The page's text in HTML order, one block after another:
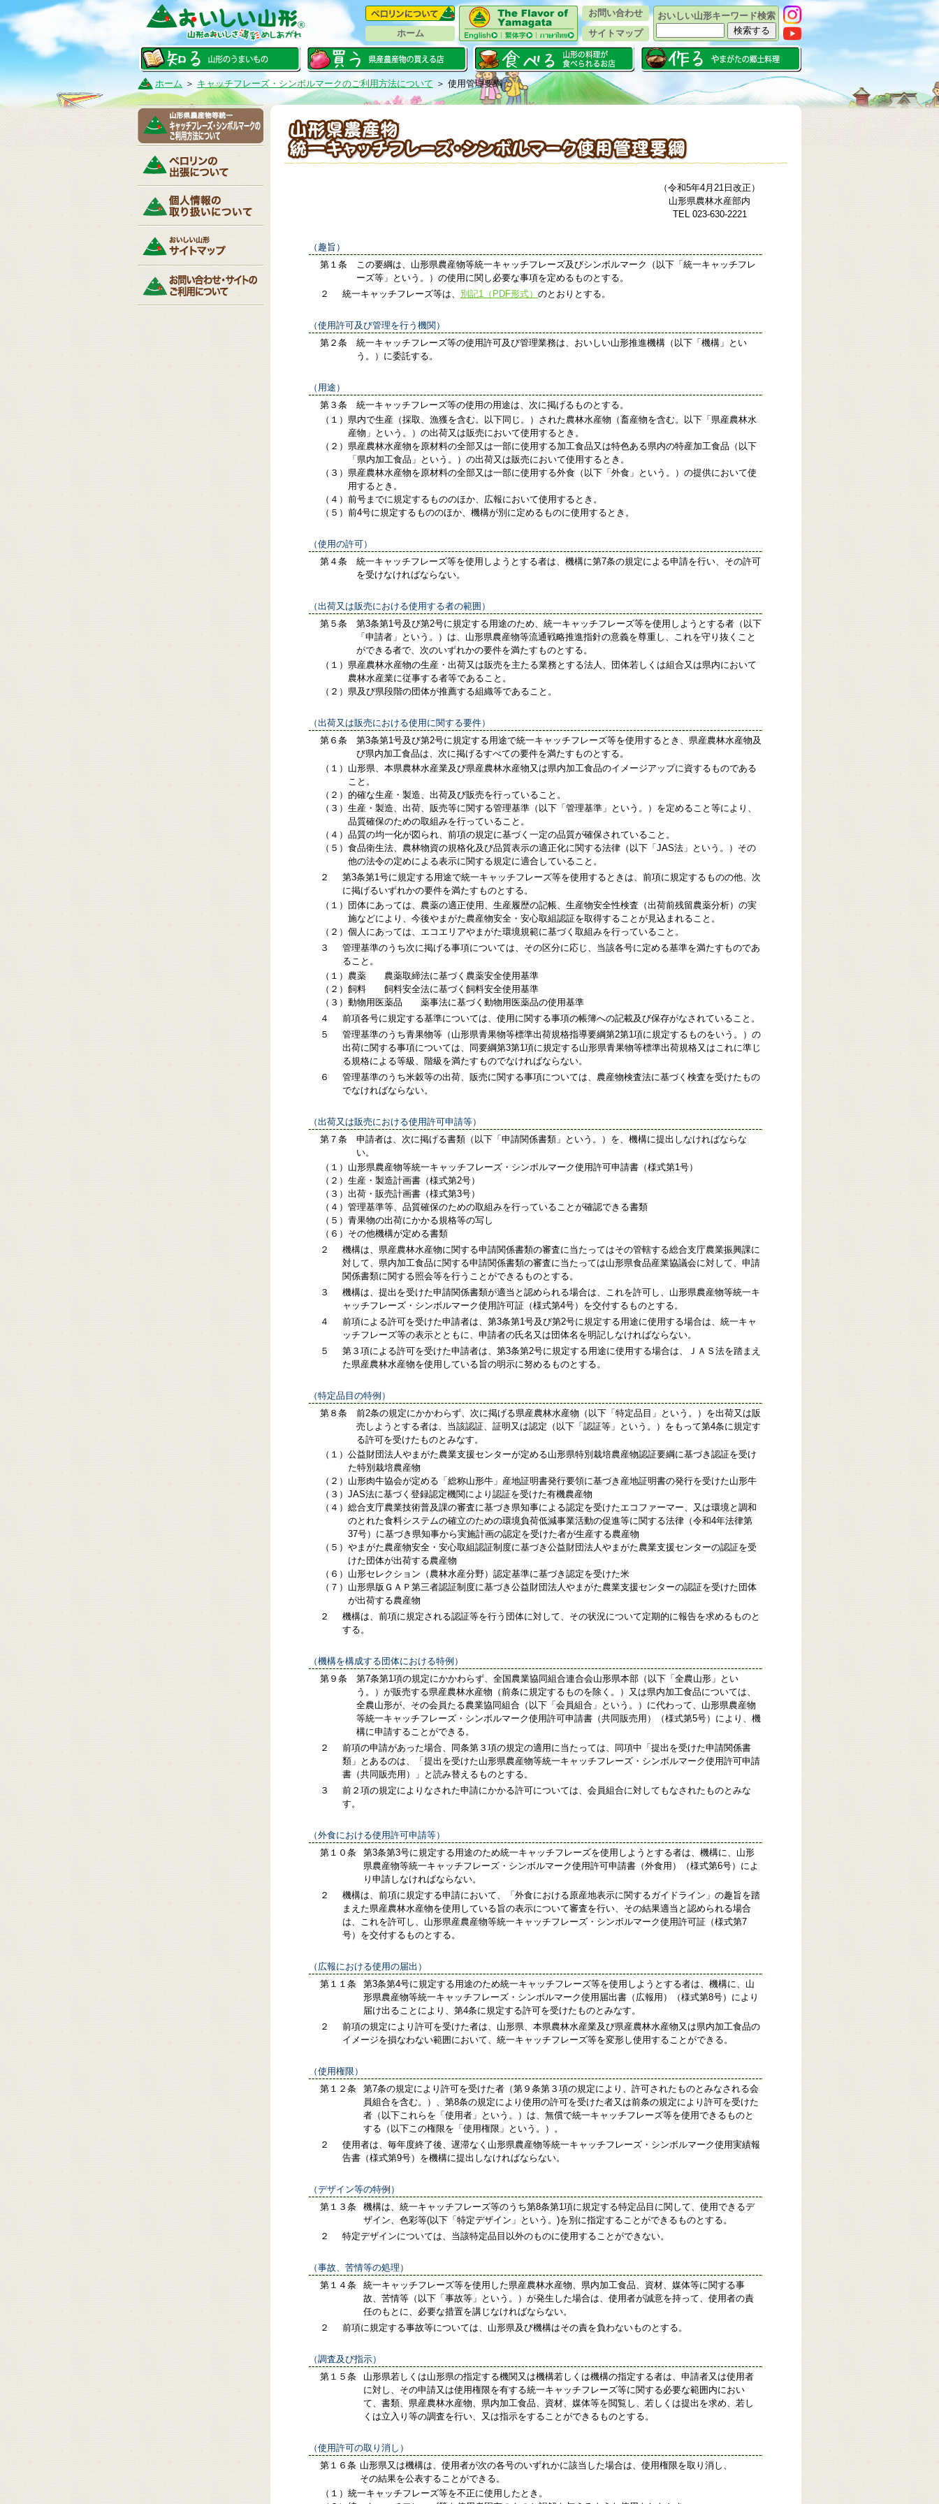
おいしい山形キーワード検索
ホーム
お問い合わせ
サイトマップ
ホーム ＞ キャッチフレーズ・シンボルマークのご利用方法について ＞ 使用管理要綱
（令和5年4月21日改正）
山形県農林水産部内
TEL 023-630-2221
（趣旨）
第１条
この要綱は、山形県農産物等統一キャッチフレーズ及びシンボルマーク（以下「統一キャッチフレ
ーズ等」という。）の使用に関し必要な事項を定めるものとする。
２
統一キャッチフレーズ等は、 別記1（PDF形式） のとおりとする。
（使用許可及び管理を行う機関）
第２条
統一キャッチフレーズ等の使用許可及び管理業務は、おいしい山形推進機構（以下「機構」とい
う。）に委託する。
（用途）
第３条
統一キャッチフレーズ等の使用の用途は、次に掲げるものとする。
（１） 県内で生産（採取、漁獲を含む。以下同じ。）された農林水産物（畜産物を含む。以下「県産農林水
産物」という。）の出荷又は販売において使用するとき。
（２） 県産農林水産物を原材料の全部又は一部に使用する加工食品又は特色ある県内の特産加工食品（以下
「県内加工食品」という。）の出荷又は販売において使用するとき。
（３） 県産農林水産物を原材料の全部又は一部に使用する外食（以下「外食」という。）の提供において使
用するとき。
（４） 前号までに規定するもののほか、広報において使用するとき。
（５） 前4号に規定するもののほか、機構が別に定めるものに使用するとき。
（使用の許可）
第４条
統一キャッチフレーズ等を使用しようとする者は、機構に第7条の規定による申請を行い、その許可
を受けなければならない。
（出荷又は販売における使用する者の範囲）
第５条
第3条第1号及び第2号に規定する用途のため、統一キャッチフレーズ等を使用しようとする者（以下
「申請者」という。）は、山形県農産物等流通戦略推進指針の意義を尊重し、これを守り抜くこと
ができる者で、次のいずれかの要件を満たすものとする。
（１） 県産農林水産物の生産・出荷又は販売を主たる業務とする法人、団体若しくは組合又は県内において
農林水産業に従事する者等であること。
（２） 県及び県段階の団体が推薦する組織等であること。
（出荷又は販売における使用に関する要件）
第６条
第3条第1号及び第2号に規定する用途で統一キャッチフレーズ等を使用するとき、県産農林水産物及
び県内加工食品は、次に掲げるすべての要件を満たすものとする。
（１） 山形県、本県農林水産業及び県産農林水産物又は県内加工食品のイメージアップに資するものである
こと。
（２） 的確な生産・製造、出荷及び販売を行っていること。
（３） 生産・製造、出荷、販売等に関する管理基準（以下「管理基準」という。）を定めること等により、
品質確保のための取組みを行っていること。
（４） 品質の均一化が図られ、前項の規定に基づく一定の品質が確保されていること。
（５） 食品衛生法、農林物資の規格化及び品質表示の適正化に関する法律（以下「JAS法」という。）その
他の法令の定めによる表示に関する規定に適合していること。
２
第3条第1号に規定する用途で統一キャッチフレーズ等を使用するときは、前項に規定するものの他、次
に掲げるいずれかの要件を満たすものとする。
（１）
団体にあっては、農薬の適正使用、生産履歴の記帳、生産物安全性検査（出荷前残留農薬分析）の実
施などにより、今後やまがた農産物安全・安心取組認証を取得することが見込まれること。
（２） 個人にあっては、エコエリアやまがた環境規範に基づく取組みを行っていること。
３
管理基準のうち次に掲げる事項については、その区分に応じ、当該各号に定める基準を満たすものであ
ること。
（１） 農薬 農薬取締法に基づく農薬安全使用基準
（２） 飼料 飼料安全法に基づく飼料安全使用基準
（３） 動物用医薬品 薬事法に基づく動物用医薬品の使用基準
４
前項各号に規定する基準については、使用に関する事項の帳簿への記載及び保存がなされていること。
５
管理基準のうち青果物等（山形県青果物等標準出荷規格指導要綱第2第1項に規定するものをいう。）の
出荷に関する事項については、同要綱第3第1項に規定する山形県青果物等標準出荷規格又はこれに準じ
る規格による等級、階級を満たすものでなければならない。
６
管理基準のうち米穀等の出荷、販売に関する事項については、農産物検査法に基づく検査を受けたもの
でなければならない。
（出荷又は販売における使用許可申請等）
第７条
申請者は、次に掲げる書類（以下「申請関係書類」という。）を、機構に提出しなければならな
い。
（１） 山形県農産物等統一キャッチフレーズ・シンボルマーク使用許可申請書（様式第1号）
（２） 生産・製造計画書（様式第2号）
（３） 出荷・販売計画書（様式第3号）
（４） 管理基準等、品質確保のための取組みを行っていることが確認できる書類
（５） 青果物の出荷にかかる規格等の写し
（６） その他機構が定める書類
２
機構は、県産農林水産物に関する申請関係書類の審査に当たってはその管轄する総合支庁農業振興課に
対して、県内加工食品に関する申請関係書類の審査に当たっては山形県食品産業協議会に対して、申請
関係書類に関する照会等を行うことができるものとする。
３
機構は、提出を受けた申請関係書類が適当と認められる場合は、これを許可し、山形県農産物等統一キ
ャッチフレーズ・シンボルマーク使用許可証（様式第4号）を交付するものとする。
４
前項による許可を受けた申請者は、第3条第1号及び第2号に規定する用途に使用する場合は、統一キャ
ッチフレーズ等の表示とともに、申請者の氏名又は団体名を明記しなければならない。
５
第３項による許可を受けた申請者は、第3条第2号に規定する用途に使用する場合は、ＪＡＳ法を踏まえ
た県産農林水産物を使用している旨の明示に努めるものとする。
（特定品目の特例）
第８条
前2条の規定にかかわらず、次に掲げる県産農林水産物（以下「特定品目」という。）を出荷又は販
売しようとする者は、当該認証、証明又は認定（以下「認証等」という。）をもって第4条に規定す
る許可を受けたものとみなす。
（１） 公益財団法人やまがた農業支援センターが定める山形県特別栽培農産物認証要綱に基づき認証を受け
た特別栽培農産物
（２） 山形肉牛協会が定める「総称山形牛」産地証明書発行要領に基づき産地証明書の発行を受けた山形牛
（３） JAS法に基づく登録認定機関により認証を受けた有機農産物
（４） 総合支庁農業技術普及課の審査に基づき県知事による認定を受けたエコファーマー、又は環境と調和
のとれた食料システムの確立のための環境負荷低減事業活動の促進等に関する法律（令和4年法律第
37号）に基づき県知事から実施計画の認定を受けた者が生産する農産物
（５） やまがた農産物安全・安心取組認証制度に基づき公益財団法人やまがた農業支援センターの認証を受
けた団体が出荷する農産物
（６） 山形セレクション（農林水産分野）認定基準に基づき認定を受けた米
（７） 山形県版ＧＡＰ第三者認証制度に基づき公益財団法人やまがた農業支援センターの認証を受けた団体
が出荷する農産物
２
機構は、前項に規定される認証等を行う団体に対して、その状況について定期的に報告を求めるものと
する。
（機構を構成する団体における特例）
第９条
第7条第1項の規定にかかわらず、全国農業協同組合連合会山形県本部（以下「全農山形」とい
う。）が販売する県産農林水産物（前条に規定するものを除く。）又は県内加工食品については、
全農山形が、その会員たる農業協同組合（以下「会員組合」という。）に代わって、山形県農産物
等統一キャッチフレーズ・シンボルマーク使用許可申請書（共同販売用）（様式第5号）により、機
構に申請することができる。
２
前項の申請があった場合、同条第３項の規定の適用に当たっては、同項中「提出を受けた申請関係書
類」とあるのは、「提出を受けた山形県農産物等統一キャッチフレーズ・シンボルマーク使用許可申請
書（共同販売用）」と読み替えるものとする。
３
前２項の規定によりなされた申請にかかる許可については、会員組合に対してもなされたものとみな
す。
（外食における使用許可申請等）
第１０条
第3条第3号に規定する用途のため統一キャッチフレーズを使用しようとする者は、機構に、山形
県農産物等統一キャッチフレーズ・シンボルマーク使用許可申請書（外食用）（様式第6号）によ
り申請しなければならない。
２
機構は、前項に規定する申請において、「外食における原産地表示に関するガイドライン」の趣旨を踏
まえた県産農林水産物を使用している旨の表示について審査を行い、その結果適当と認められる場合
は、これを許可し、山形県産農産物等統一キャッチフレーズ・シンボルマーク使用許可証（様式第7
号）を交付するものとする。
（広報における使用の届出）
第１１条
第3条第4号に規定する用途のため統一キャッチフレーズ等を使用しようとする者は、機構に、山
形県農産物等統一キャッチフレーズ・シンボルマーク使用届出書（広報用）（様式第8号）により
届け出ることにより、第4条に規定する許可を受けたものとみなす。
２
前項の規定により許可を受けた者は、山形県、本県農林水産業及び県産農林水産物又は県内加工食品の
イメージを損なわない範囲において、統一キャッチフレーズ等を変形し使用することができる。
（使用権限）
第１２条
第7条の規定により許可を受けた者（第９条第３項の規定により、許可されたものとみなされる会
員組合を含む。）、第8条の規定により使用の許可を受けた者又は前条の規定により許可を受けた
者（以下これらを「使用者」という。）は、無償で統一キャッチフレーズ等を使用できるものと
する（以下この権限を「使用権限」という。）。
２
使用者は、毎年度終了後、遅滞なく山形県農産物等統一キャッチフレーズ・シンボルマーク使用実績報
告書（様式第9号）を機構に提出しなければならない。
（デザイン等の特例）
第１３条
機構は、統一キャッチフレーズ等のうち第8条第1項に規定する特定品目に関して、使用できるデ
ザイン、色彩等(以下「特定デザイン」という。)を別に指定することができるものとする。
２
特定デザインについては、当該特定品目以外のものに使用することができない。
（事故、苦情等の処理）
第１４条
統一キャッチフレーズ等を使用した県産農林水産物、県内加工食品、資材、媒体等に関する事
故、苦情等（以下「事故等」という。）が発生した場合は、使用者が誠意を持って、使用者の責
任のもとに、必要な措置を講じなければならない。
２
前項に規定する事故等については、山形県及び機構はその責を負わないものとする。
（調査及び指示）
第１５条
山形県若しくは山形県の指定する機関又は機構若しくは機構の指定する者は、申請者又は使用者
に対し、その申請又は使用権限を有する統一キャッチフレーズ等に関する必要な範囲内におい
て、書類、県産農林水産物、県内加工食品、資材、媒体等を閲覧し、若しくは提出を求め、若し
くは立入り等の調査を行い、又は指示をすることができるものとする。
（使用許可の取り消し）
第１６条 山形県又は機構は、使用者が次の各号のいずれかに該当した場合は、使用権限を取り消し、
その結果を公表することができる。
（１） 統一キャッチフレーズ等を不正に使用したとき。